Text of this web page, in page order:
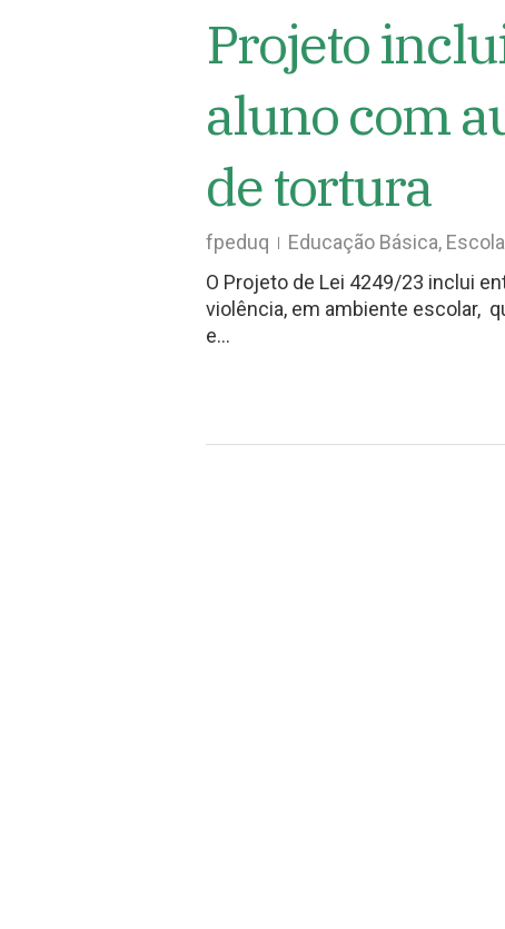
Projeto
aluno com
de tortura
fpeduq Educação Básica,
O Projeto de Lei 4249/23 inclui
violência, em ambiente escolar,
e…